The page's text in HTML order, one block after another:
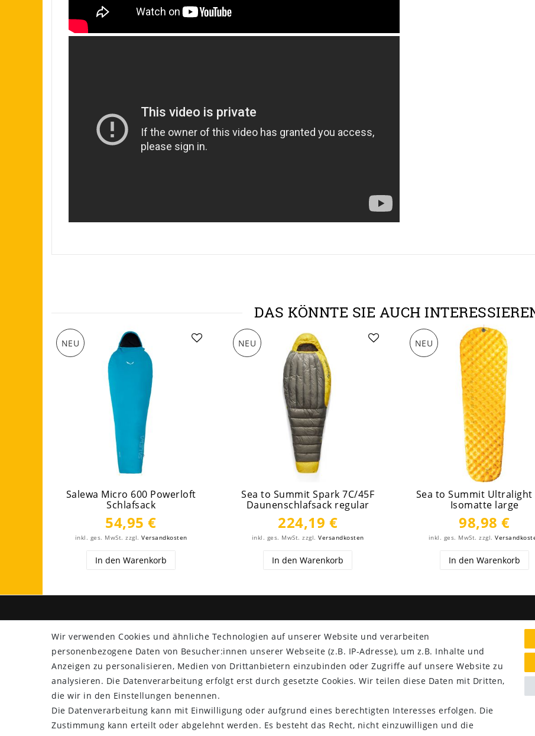
DAS KÖNNTE SIE AUCH
NEU
Salewa Micro 600 Powerloft
Schlafsack
54,95 €
inkl. ges. MwSt. zzgl.Versandkosten
In den Warenkorb
NEU
Sea to Summit Spark 7C/45F
Daunenschlafsack regular
224,19 €
inkl. ges. MwSt. zzgl.Versandkosten
In den Warenkorb
NEU
Sea to Summit Ultralight
Isomatte large
98,98 €
inkl. ges. MwSt. zzgl.
In den Warenkorb
Versand
Rücksendung
Widerrufs­recht
Impressum
Daten­schutz­erklärung
AGB
Lieferung nur 2,95 €
Rücksendung kostenfrei
14 Tage Rückgaberecht
Wir verwenden Cookies und ähnliche Technologien auf unserer Website und verarbeiten
personenbezogene Daten von Besucher:innen unserer Webseite (z.B. IP-Adresse), um z.B. Inhalte und
Anzeigen zu personalisieren, Medien von Drittanbietern einzubinden oder Zugriffe auf unsere Website zu
analysieren. Die Datenverarbeitung erfolgt erst durch gesetzte Cookies. Wir teilen diese Daten mit Dritten,
die wir in den Einstellungen benennen.
Die Datenverarbeitung kann mit Einwilligung oder aufgrund eines berechtigten Interesses erfolgen. Die
Zustimmung kann erteilt oder abgelehnt werden. Es besteht das Recht, nicht einzuwilligen und die